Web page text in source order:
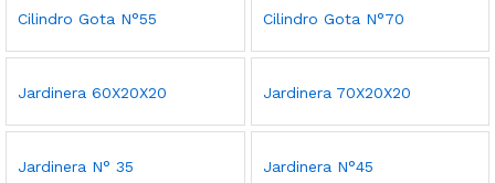
Cilindro Gota N°55 Cilindro Gota N°70
Jardinera 60X20X20 Jardinera 70X20X20
Jardinera N° 35 Jardinera N°45